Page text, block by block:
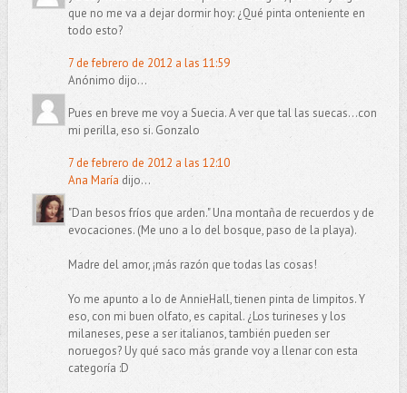
que no me va a dejar dormir hoy: ¿Qué pinta onteniente en
todo esto?
7 de febrero de 2012 a las 11:59
Anónimo dijo...
Pues en breve me voy a Suecia. A ver que tal las suecas...con
mi perilla, eso si. Gonzalo
7 de febrero de 2012 a las 12:10
Ana María dijo...
"Dan besos fríos que arden." Una montaña de recuerdos y de
evocaciones. (Me uno a lo del bosque, paso de la playa).
Madre del amor, ¡más razón que todas las cosas!
Yo me apunto a lo de AnnieHall, tienen pinta de limpitos. Y
eso, con mi buen olfato, es capital. ¿Los turineses y los
milaneses, pese a ser italianos, también pueden ser
noruegos? Uy qué saco más grande voy a llenar con esta
categoría :D